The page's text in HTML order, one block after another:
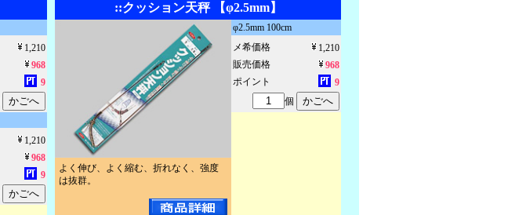
1,210
968
9
1,210
968
9
::クッション天秤 【φ2.5mm】
よく伸び、よく縮む、折れなく、強度
は抜群。
φ2.5mm 100cm
メ希価格
1,210
販売価格
968
ポイント
9
個